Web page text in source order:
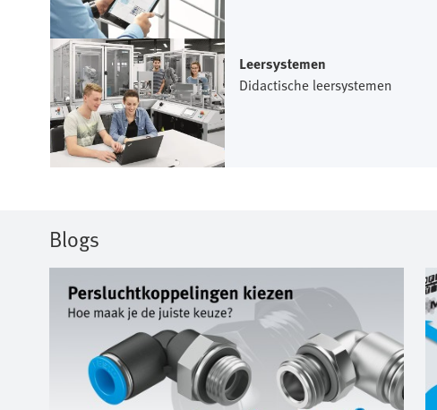
Leersystemen
Didactische leersystemen
Blogs